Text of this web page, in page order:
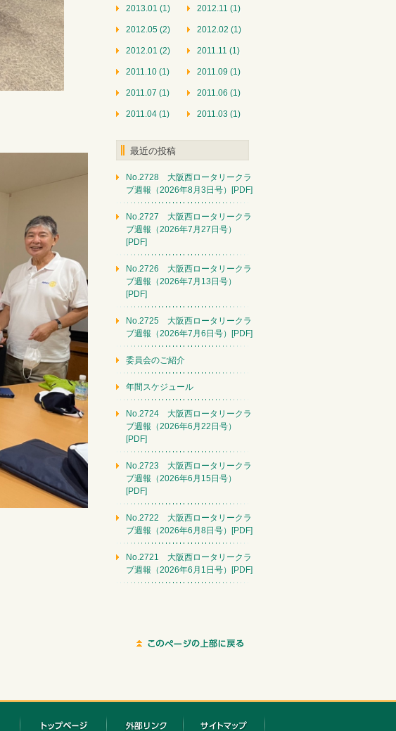
2013.01 (1) 2012.11 (1)
2012.05 (2) 2012.02 (1)
2012.01 (2) 2011.11 (1)
2011.10 (1) 2011.09 (1)
2011.07 (1) 2011.06 (1)
2011.04 (1) 2011.03 (1)
最近の投稿
No.2728 大阪西ロータリークラ
ブ週報（2026年8月3日号）[PDF]
No.2727 大阪西ロータリークラ
ブ週報（2026年7月27日号）
[PDF]
No.2726 大阪西ロータリークラ
ブ週報（2026年7月13日号）
[PDF]
No.2725 大阪西ロータリークラ
ブ週報（2026年7月6日号）[PDF]
委員会のご紹介
年間スケジュール
No.2724 大阪西ロータリークラ
ブ週報（2026年6月22日号）
[PDF]
No.2723 大阪西ロータリークラ
ブ週報（2026年6月15日号）
[PDF]
No.2722 大阪西ロータリークラ
ブ週報（2026年6月8日号）[PDF]
No.2721 大阪西ロータリークラ
ブ週報（2026年6月1日号）[PDF]